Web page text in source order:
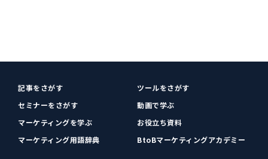
記事をさがす
ツールをさがす
セミナーをさがす
動画で学ぶ
マーケティングを学ぶ
お役立ち資料
マーケティング用語辞典
BtoBマーケティングアカデミー